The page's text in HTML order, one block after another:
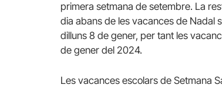
primera setmana de setembre. La
dia abans de les vacances de Nadal
dilluns 8 de gener, per tant les
de gener del 2024.
Les vacances escolars de Setmana